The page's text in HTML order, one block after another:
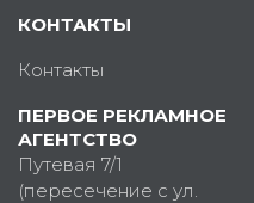
КОНТАКТЫ
Контакты
ПЕРВОЕ РЕКЛАМНОЕ
АГЕНТСТВО
Путевая 7/1
(пересечение с ул.